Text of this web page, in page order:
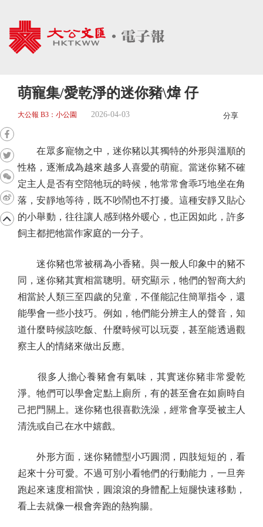
萌寵集/愛乾淨的迷你豬\煒 仔
大公報 B3：小公園 2026-04-03 分享
在眾多寵物之中，迷你豬以其獨特的外形與溫順的
性格，逐漸成為越來越多人喜愛的萌寵。當迷你豬不確
定主人是否有空陪牠玩的時候，牠常常會乖巧地坐在角
落，安靜地等待，既不吵鬧也不打擾。這種安靜又貼心
的小舉動，往往讓人感到格外暖心，也正因如此，許多
飼主都把牠當作家庭的一分子。
迷你豬也常被稱為小香豬。與一般人印象中的豬不
同，迷你豬其實相當聰明。研究顯示，牠們的智商大約
相當於人類三至四歲的兒童，不僅能記住簡單指令，還
能學會一些小技巧。例如，牠們能分辨主人的聲音，知
道什麼時候該吃飯、什麼時候可以玩耍，甚至能透過觀
察主人的情緒來做出反應。
很多人擔心養豬會有氣味，其實迷你豬非常愛乾
淨。牠們可以學會定點上廁所，有的甚至會在如廁時自
己把門關上。迷你豬也很喜歡洗澡，經常會享受被主人
清洗或自己在水中嬉戲。
外形方面，迷你豬體型小巧圓潤，四肢短短的，看
起來十分可愛。不過可別小看牠們的行動能力，一旦奔
跑起來速度相當快，圓滾滾的身體配上短腿快速移動，
看上去就像一根會奔跑的熱狗腸。